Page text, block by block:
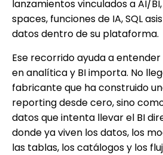
lanzamientos vinculados a AI/
spaces, funciones de IA, SQL
datos dentro de su plataforma.
Ese recorrido ayuda a
en analítica y BI importa. No
fabricante que ha construido
reporting desde cero, sino
datos que intenta llevar el BI
donde ya viven los datos, los
las tablas, los catálogos y los